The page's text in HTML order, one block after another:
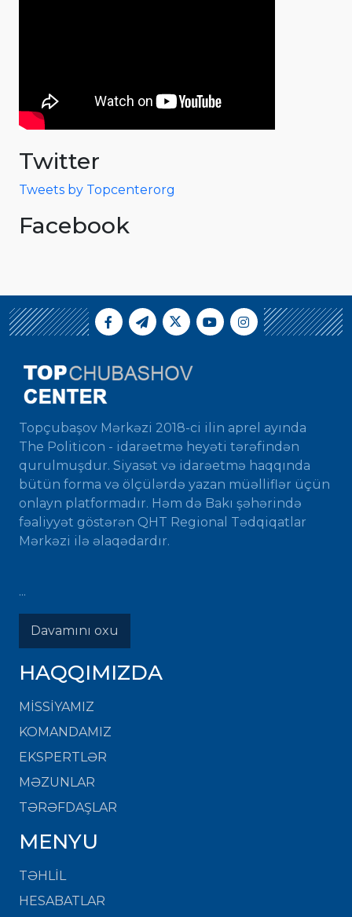
Twitter
Tweets by Topcenterorg
Facebook
Topçubaşov Mərkəzi 2018-ci ilin aprel ayında
The Politicon - idarəetmə heyəti tərəfindən
qurulmuşdur. Siyasət və idarəetmə haqqında
bütün forma və ölçülərdə yazan müəlliflər üçün
onlayn platformadır. Həm də Bakı şəhərində
fəaliyyət göstərən QHT Regional Tədqiqatlar
Mərkəzi ilə əlaqədardır.
...
Davamını oxu
HAQQIMIZDA
MISSIYAMIZ
KOMANDAMIZ
EKSPERTLƏR
MƏZUNLAR
TƏRƏFDAŞLAR
MENYU
TƏHLİL
HESABATLAR